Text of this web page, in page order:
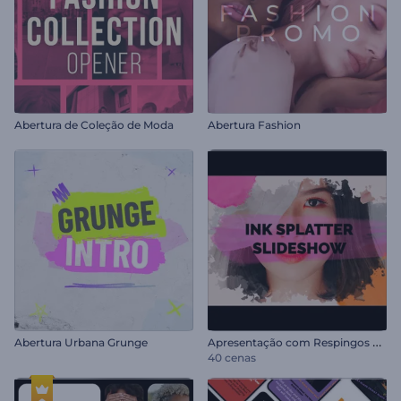
Abertura de Coleção de Moda Abertura Fashion
Abertura Urbana Grunge A
presentação com Respingos de Tinta
40 cenas